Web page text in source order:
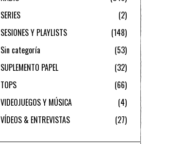
SERIES
2
SESIONES Y PLAYLISTS
148
Sin categoría
53
SUPLEMENTO PAPEL
32
TOPS
66
VIDEOJUEGOS Y MÚSICA
4
VÍDEOS & ENTREVISTAS
27